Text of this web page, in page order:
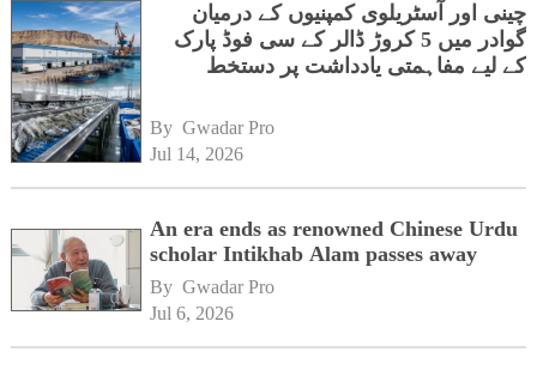
چینی اور آسٹریلوی کمپنیوں کے درمیان
گوادر میں 5 کروڑ ڈالر کے سی فوڈ پارک
کے لیے مفاہمتی یادداشت پر دستخط
By Gwadar Pro
Jul 14, 2026
An era ends as renowned Chinese Urdu
scholar Intikhab Alam passes away
By Gwadar Pro
Jul 6, 2026